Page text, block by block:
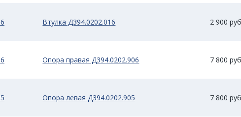
Втулка Д394.0202.016 2 900
Опора правая Д394.0202.906 7 800
Опора левая Д394.0202.905 7 800